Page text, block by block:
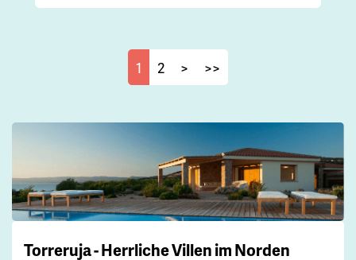
1 2 > >>
Torreruja - Herrliche Villen im Norden